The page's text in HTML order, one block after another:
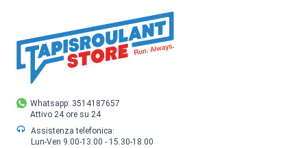
Whatsapp: 3514187657
Attivo 24 ore su 24
Assistenza telefonica:
Lun-Ven 9.00-13.00 - 15.30-18.00